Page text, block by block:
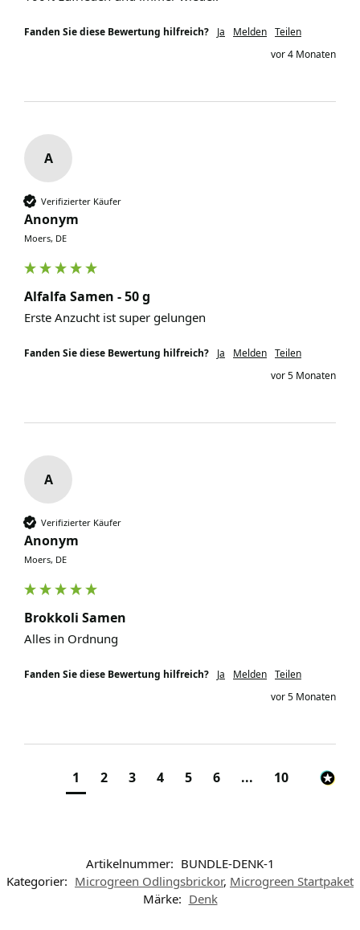
Fanden Sie diese Bewertung hilfreich? Ja Melden Teilen
vor 4 Monaten
A
Verifizierter Käufer
Anonym
Moers, DE
Alfalfa Samen - 50 g
Erste Anzucht ist super gelungen
Fanden Sie diese Bewertung hilfreich? Ja Melden Teilen
vor 5 Monaten
A
Verifizierter Käufer
Anonym
Moers, DE
Brokkoli Samen
Alles in Ordnung
Fanden Sie diese Bewertung hilfreich? Ja Melden Teilen
vor 5 Monaten
1 2 3 4 5 6 ... 10
Artikelnummer: BUNDLE-DENK-1
Kategorier: Microgreen Odlingsbrickor, Microgreen Startpaket
Märke: Denk